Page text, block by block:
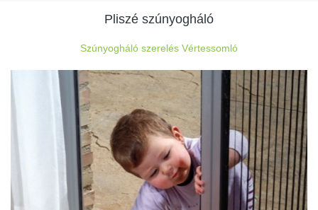
Pliszé szúnyogháló
Szúnyogháló szerelés Vértessomló